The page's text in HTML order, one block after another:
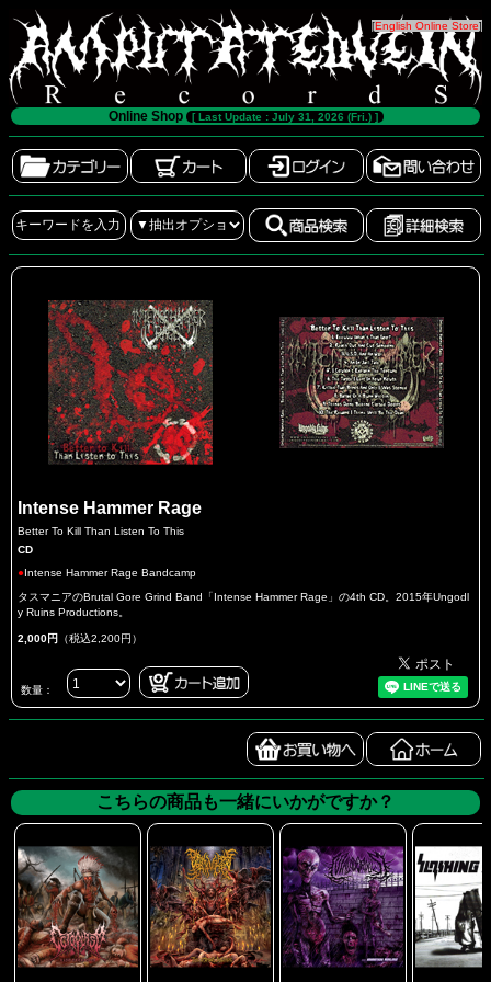
[English Online Store]
Online Shop [ Last Update : July 31, 2026 (Fri.) ]
Intense Hammer Rage
Better To Kill Than Listen To This
CD
●Intense Hammer Rage Bandcamp
タスマニアのBrutal Gore Grind Band「Intense Hammer Rage」の4th CD。2015年Ungodl
y Ruins Productions。
2,000円 （税込2,200円）
数量：
こちらの商品も一緒にいかがですか？